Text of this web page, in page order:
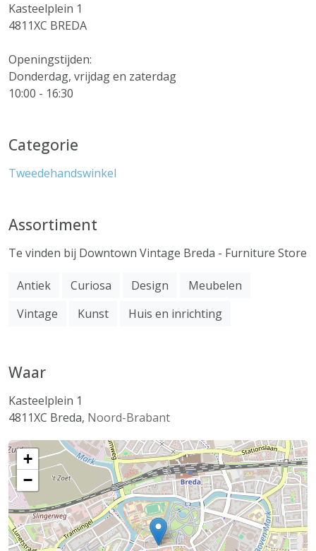
Kasteelplein 1
4811XC BREDA
Openingstijden:
Donderdag, vrijdag en zaterdag
10:00 - 16:30
Categorie
Tweedehandswinkel
Assortiment
Te vinden bij Downtown Vintage Breda - Furniture Store
Antiek Curiosa Design
Meubelen
Vintage
Kunst Huis en inrichting
Waar
Kasteelplein 1
4811XC Breda, Noord-Brabant
+
−